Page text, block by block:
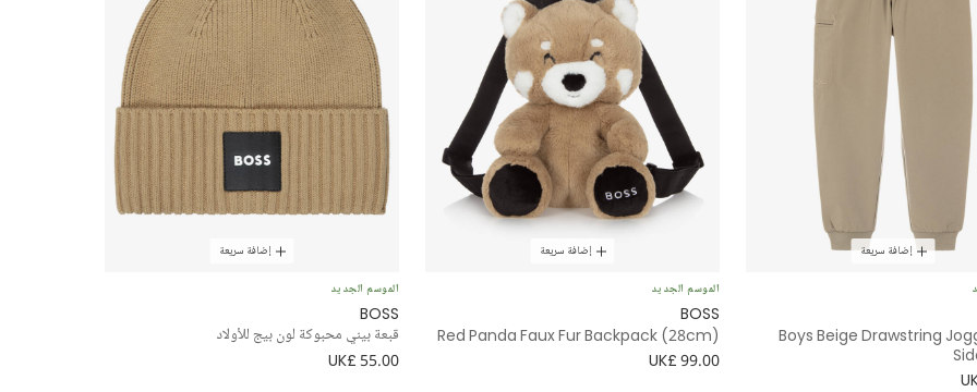
إضافة سريعة
Boys Beige Drawstring
إضافة سريعة
الموسم الجديد
BOSS
Red Panda Faux Fur Backpack (28cm)
UK£ 99.00
إضافة سريعة
الموسم الجديد
BOSS
قبعة بيني محبوكة لون بيج للأولاد
UK£ 55.00